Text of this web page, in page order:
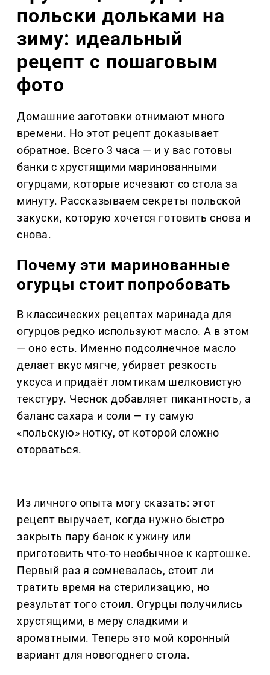
польски дольками на
зиму: идеальный
рецепт с пошаговым
фото
Домашние заготовки отнимают много
времени. Но этот рецепт доказывает
обратное. Всего 3 часа — и у вас готовы
банки с хрустящими маринованными
огурцами, которые исчезают со стола за
минуту. Рассказываем секреты польской
закуски, которую хочется готовить снова и
снова.
Почему эти маринованные
огурцы стоит попробовать
В классических рецептах маринада для
огурцов редко используют масло. А в этом
— оно есть. Именно подсолнечное масло
делает вкус мягче, убирает резкость
уксуса и придаёт ломтикам шелковистую
текстуру. Чеснок добавляет пикантность, а
баланс сахара и соли — ту самую
«польскую» нотку, от которой сложно
оторваться.
Из личного опыта могу сказать: этот
рецепт выручает, когда нужно быстро
закрыть пару банок к ужину или
приготовить что-то необычное к картошке.
Первый раз я сомневалась, стоит ли
тратить время на стерилизацию, но
результат того стоил. Огурцы получились
хрустящими, в меру сладкими и
ароматными. Теперь это мой коронный
вариант для новогоднего стола.